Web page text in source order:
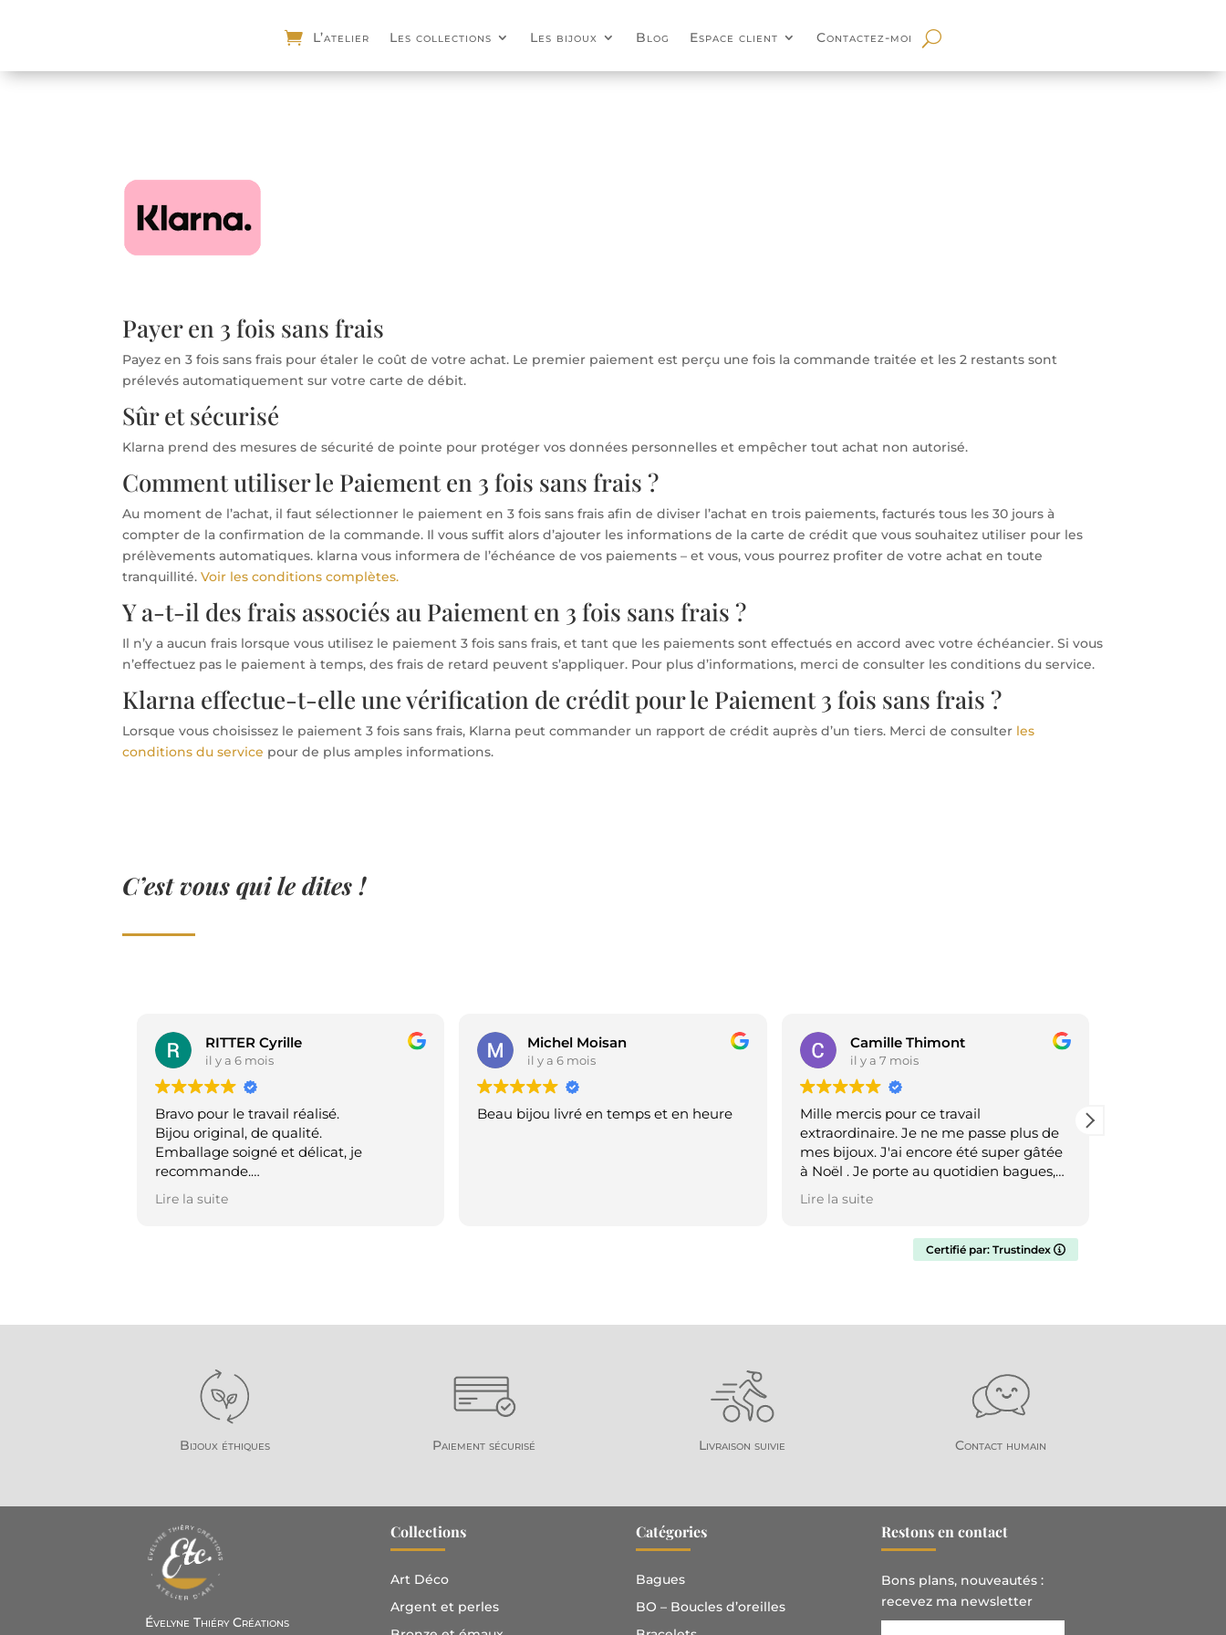
L’atelier Les collections Les bijoux Blog Espace client Contactez-moi
Payer en 3 fois sans frais
Payez en 3 fois sans frais pour étaler le coût de votre achat. Le premier paiement est perçu une fois la commande traitée et les 2 restants sont
prélevés automatiquement sur votre carte de débit.
Sûr et sécurisé
Klarna prend des mesures de sécurité de pointe pour protéger vos données personnelles et empêcher tout achat non autorisé.
Comment utiliser le Paiement en 3 fois sans frais ?
Au moment de l’achat, il faut sélectionner le paiement en 3 fois sans frais afin de diviser l’achat en trois paiements, facturés tous les 30 jours à
compter de la confirmation de la commande. Il vous suffit alors d’ajouter les informations de la carte de crédit que vous souhaitez utiliser pour les
prélèvements automatiques. klarna vous informera de l’échéance de vos paiements – et vous, vous pourrez profiter de votre achat en toute
tranquillité.Voir les conditions complètes.
Y a-t-il des frais associés au Paiement en 3 fois sans frais ?
Il n’y a aucun frais lorsque vous utilisez le paiement 3 fois sans frais, et tant que les paiements sont effectués en accord avec votre échéancier. Si vous
n’effectuez pas le paiement à temps, des frais de retard peuvent s’appliquer. Pour plus d’informations, merci de consulter les conditions du service.
Klarna effectue-t-elle une vérification de crédit pour le Paiement 3 fois sans frais ?
Lorsque vous choisissez le paiement 3 fois sans frais, Klarna peut commander un rapport de crédit auprès d’un tiers. Merci de consulter les
conditions du service pour de plus amples informations.
C’est vous qui le dites !
RITTER Cyrille
il y a 6 mois
Bravo pour le travail réalisé.
Bijou original, de qualité.
Emballage soigné et délicat, je
recommande.
Premier achat mais sans doute pas le
dernier.
Lire la suite
Michel Moisan
il y a 6 mois
Beau bijou livré en temps et en heure
Camille Thimont
il y a 7 mois
Mille mercis pour ce travail
extraordinaire. Je ne me passe plus de
mes bijoux. J'ai encore été super gâtée
à Noël . Je porte au quotidien bagues,
boucles d'oreilles et collier. Plus qu'à
attendre mon anniversaire et espérer
🤞Un réel travail de qualité par une
artiste du secteur. Une créatrice
Lire la suite
Certifié par: Trustindex
Bijoux éthiques Paiement sécurisé Livraison suivie Contact humain
Évelyne Thiéry Créations
Collections
Art Déco
Argent et perles
Catégories
Bagues
BO – Boucles d’oreilles
Restons en contact
Bons plans, nouveautés :
recevez ma newsletter